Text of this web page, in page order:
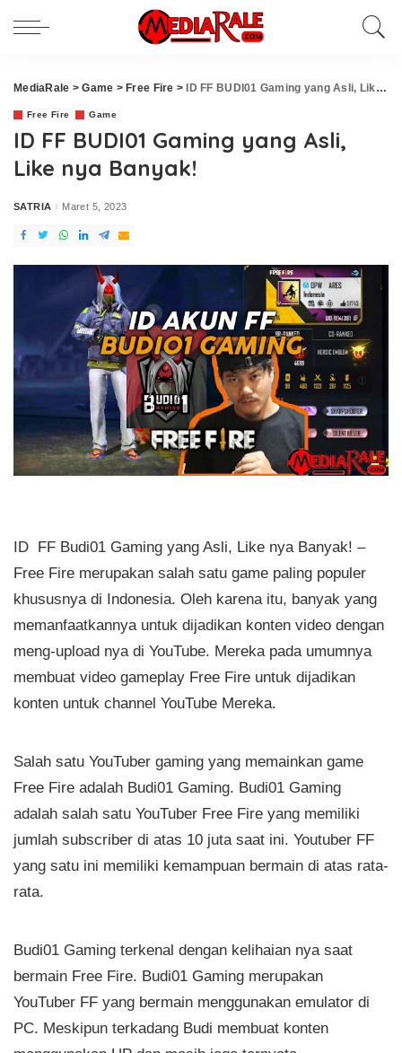
MediaRale >Game > Free Fire > ID FF BUDI01 Gaming yang Asli, Like nya Banyak!
Free Fire Game
ID FF BUDI01 Gaming yang Asli,
Like nya Banyak!
Posted
SATRIA Maret 5, 2023
ID FF Budi01 Gaming yang Asli, Like nya Banyak! –
Free Fire merupakan salah satu game paling populer
khususnya di Indonesia. Oleh karena itu, banyak yang
memanfaatkannya untuk dijadikan konten video dengan
meng-upload nya di YouTube. Mereka pada umumnya
membuat video gameplay Free Fire untuk dijadikan
konten untuk channel YouTube Mereka.
Salah satu YouTuber gaming yang memainkan game
Free Fire adalah Budi01 Gaming. Budi01 Gaming
adalah salah satu YouTuber Free Fire yang memiliki
jumlah subscriber di atas 10 juta saat ini. Youtuber FF
yang satu ini memiliki kemampuan bermain di atas rata-
rata.
Budi01 Gaming terkenal dengan kelihaian nya saat
bermain Free Fire. Budi01 Gaming merupakan
YouTuber FF yang bermain menggunakan emulator di
PC. Meskipun terkadang Budi membuat konten